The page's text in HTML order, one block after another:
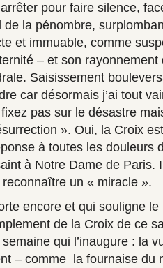
pour faire silence,
de la pénombre,
et immuable, comme
– et son
Saisissement
car désormais j’ai tout
pas sur le désastre
». Oui, la Croix
à toutes les douleurs
à Notre Dame de Paris.
un « miracle ».
encore et qui souligne
de la Croix de ce
qui l’inaugure : la
– comme la fournaise du